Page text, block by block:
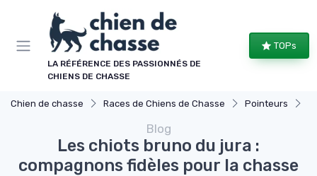
LA RÉFÉRENCE DES PASSIONNÉS DE
CHIENS DE CHASSE
TOPs
Chien de chasse Races de Chiens de Chasse Pointeurs
Blog
Les chiots bruno du jura :
compagnons fidèles pour la chasse
Panneau de gestion des cookies